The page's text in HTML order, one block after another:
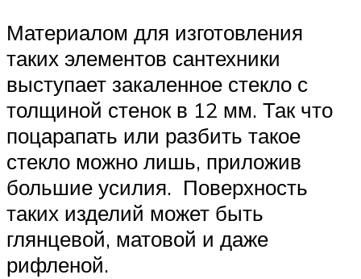
Материалом для изготовления
таких элементов сантехники
выступает закаленное стекло с
толщиной стенок в 12 мм. Так что
поцарапать или разбить такое
стекло можно лишь, приложив
большие усилия. Поверхность
таких изделий может быть
глянцевой, матовой и даже
рифленой.